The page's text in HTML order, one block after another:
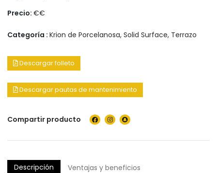
Precio: €€
Categoría : Krion de Porcelanosa, Solid Surface, Terrazo
Descargar folleto
Descargar pautas de mantenimiento
Compartir producto
Descripción
Ventajas y beneficios